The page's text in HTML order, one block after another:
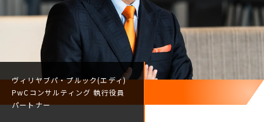
ヴィリヤブパ・プルック(エディ)
PwCコンサルティング執行役員
パートナー